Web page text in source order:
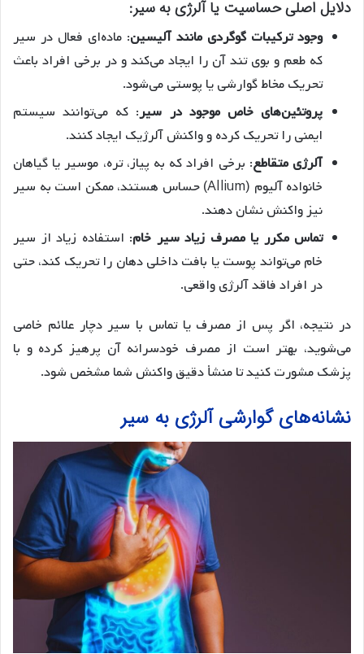
دلایل اصلی حساسیت یا آلرژی به سیر:
وجود ترکیبات گوگردی مانند آلیسین: ماده‌ای فعال در سیر
که طعم و بوی تند آن را ایجاد می‌کند و در برخی افراد باعث
تحریک مخاط گوارشی یا پوستی می‌شود.
پروتئین‌های خاص موجود در سیر: که می‌توانند سیستم
ایمنی را تحریک کرده و واکنش آلرژیک ایجاد کنند.
آلرژی متقاطع: برخی افراد که به پیاز، تره، موسیر یا گیاهان
خانواده آلیوم (Allium) حساس هستند، ممکن است به سیر
نیز واکنش نشان دهند.
تماس مکرر یا مصرف زیاد سیر خام: استفاده زیاد از سیر
خام می‌تواند پوست یا بافت داخلی دهان را تحریک کند، حتی
در افراد فاقد آلرژی واقعی.
در نتیجه، اگر پس از مصرف یا تماس با سیر دچار علائم خاصی
می‌شوید، بهتر است از مصرف خودسرانه آن پرهیز کرده و با
پزشک مشورت کنید تا منشأ دقیق واکنش شما مشخص شود.
نشانه‌های گوارشی آلرژی به سیر